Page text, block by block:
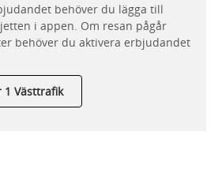
behöver du lägga till
i appen. Om resan pågår
behöver du aktivera erbjudandet
1 Västtrafik